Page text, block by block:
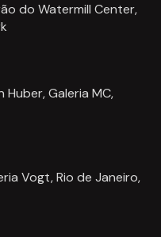
do Watermill Center,
Huber, Galeria MC,
Vogt, Rio de Janeiro,